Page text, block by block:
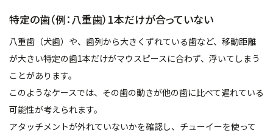
特定の歯（例：八重歯）1本だけが合っていない
八重歯（犬歯）や、歯列から大きくずれている歯など、移動距離
が大きい特定の歯1本だけがマウスピースに合わず、浮いてしまう
ことがあります。
このようなケースでは、その歯の動きが他の歯に比べて遅れている
可能性が考えられます。
アタッチメントが外れていないかを確認し、チューイーを使って